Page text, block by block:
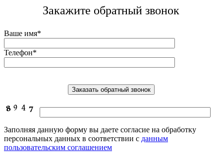
Закажите обратный звонок
Ваше имя*
Телефон*
Заполняя данную форму вы даете согласие на обработку
персональных данных в соответствии с данным
пользовательским соглашением